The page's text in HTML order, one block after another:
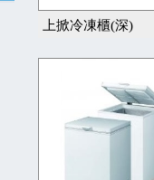
上掀冷凍櫃(深)